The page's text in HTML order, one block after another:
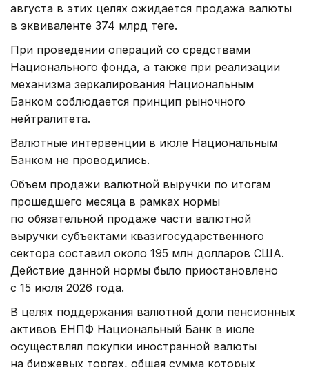
августа в этих целях ожидается продажа валюты
в эквиваленте 374 млрд теңге.
При проведении операций со средствами
Национального фонда, а также при реализации
механизма зеркалирования Национальным
Банком соблюдается принцип рыночного
нейтралитета.
Валютные интервенции в июле Национальным
Банком не проводились.
Объем продажи валютной выручки по итогам
прошедшего месяца в рамках нормы
по обязательной продаже части валютной
выручки субъектами квазигосударственного
сектора составил около 195 млн долларов США.
Действие данной нормы было приостановлено
с 15 июля 2026 года.
В целях поддержания валютной доли пенсионных
активов ЕНПФ Национальный Банк в июле
осуществлял покупки иностранной валюты
на биржевых торгах, общая сумма которых